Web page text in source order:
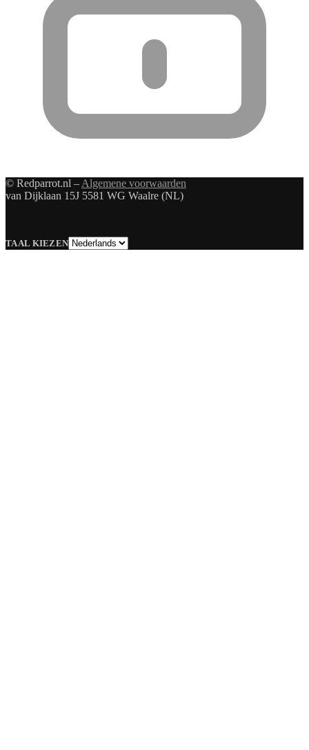
© Redparrot.nl – Algemene voorwaarden
van Dijklaan 15J 5581 WG Waalre (NL)
TAAL KIEZENTaal